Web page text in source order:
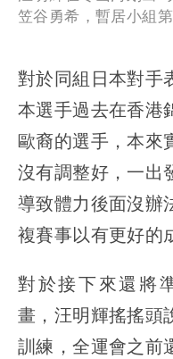
笠谷勇希，暫居小組
對於同組日本對手
本選手過去在香港
歐裔的選手，本來
沒有調整好，一出
導致體力後面沒辦
複賽事以有更好的
對於接下來還將
畫，汪明輝搖搖頭
訓練，全運會之前